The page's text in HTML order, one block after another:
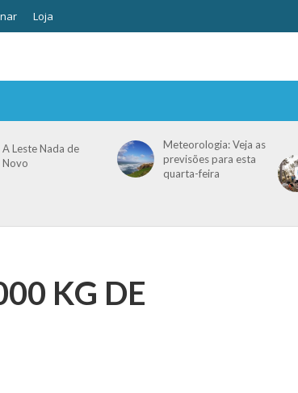
Loja
A Leste Nada de
Novo
Meteorologia: Veja as
previsões para esta
quarta-feira
KG DE